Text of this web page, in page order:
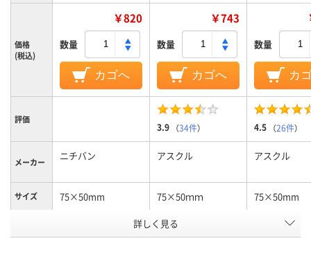
価格
(税込)
￥820
数量
カゴへ
￥743
数量
カゴへ
数量
カ
評価
3.9 （34件） 4.5 （26件）
メーカー ニチバン アスクル アスクル
サイズ 75×50mm 75×50ｍｍ 75×50mm
パステルカラー パステルカ
詳しく見る